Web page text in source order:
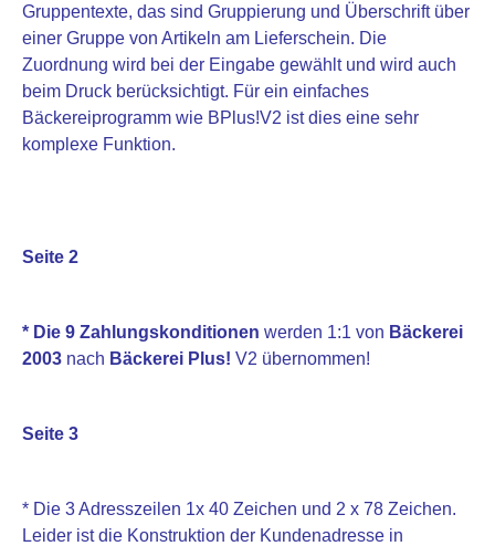
Gruppentexte, das sind Gruppierung und Überschrift über
einer Gruppe von Artikeln am Lieferschein. Die
Zuordnung wird bei der Eingabe gewählt und wird auch
beim Druck berücksichtigt. Für ein einfaches
Bäckereiprogramm wie BPlus!V2 ist dies eine sehr
komplexe Funktion.
Seite 2
* Die 9 Zahlungskonditionen werden 1:1 von Bäckerei
2003 nach Bäckerei Plus! V2 übernommen!
Seite 3
* Die 3 Adresszeilen 1x 40 Zeichen und 2 x 78 Zeichen.
Leider ist die Konstruktion der Kundenadresse in